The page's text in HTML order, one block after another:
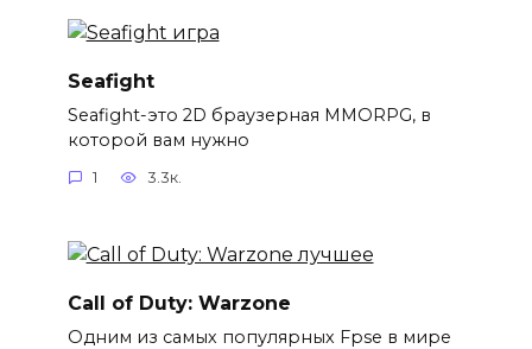
Seafight
Seafight-это 2D браузерная MMORPG, в
которой вам нужно
1 3.3к.
Call of Duty: Warzone
Одним из самых популярных Fpse в мире